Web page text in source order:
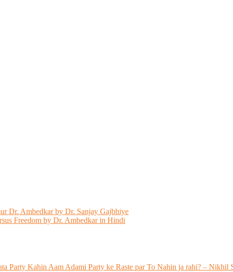
Dr. Ambedkar by Dr. Sanjay Gajbhiye
Freedom by Dr. Ambedkar in Hindi
Party Kahin Aam Adami Party ke Raste par To Nahin ja rahi? – Nikhil